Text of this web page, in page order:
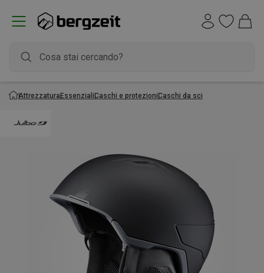
AttrezzaturaEssenzialiCaschi e protezioniCaschi da sci